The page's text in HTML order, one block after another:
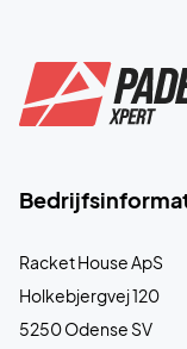
Racket House ApS
Holkebjergvej 120
5250 Odense SV